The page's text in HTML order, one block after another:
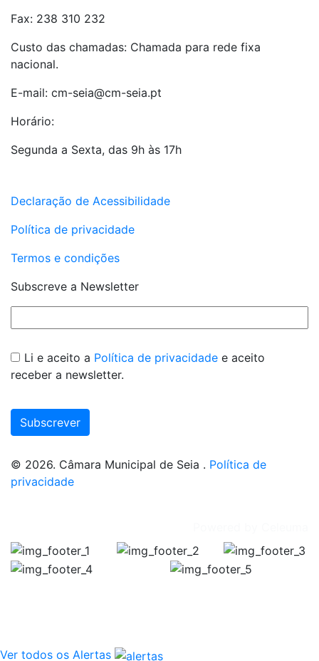
Fax: 238 310 232
Custo das chamadas: Chamada para rede fixa
nacional.
E-mail: cm-seia@cm-seia.pt
Horário:
Segunda a Sexta, das 9h às 17h
Declaração de Acessibilidade
Política de privacidade
Termos e condições
Subscreve a Newsletter
Li e aceito a Política de privacidade e aceito
receber a newsletter.
Subscrever
© 2026. Câmara Municipal de Seia . Política de
privacidade
Ver todos os Alertas